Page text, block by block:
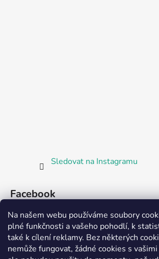
Na našem webu používáme soubory
plné funkčnosti a vašeho pohodlí, k
také k cílení reklamy. Bez některých
nemůže fungovat, žádné cookies s
Sledovat na Instagramu
Facebook